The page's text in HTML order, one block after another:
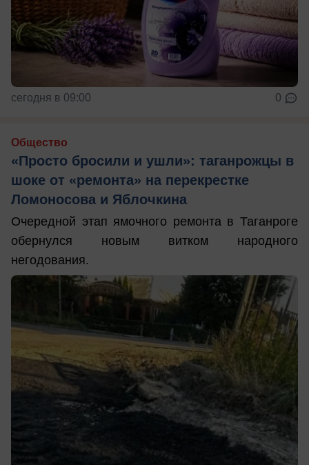
сегодня в 09:00 0
Общество
«Просто бросили и ушли»: таганрожцы в
шоке от «ремонта» на перекрестке
Ломоносова и Яблочкина
Очередной этап ямочного ремонта в Таганроге
обернулся новым витком народного
негодования.